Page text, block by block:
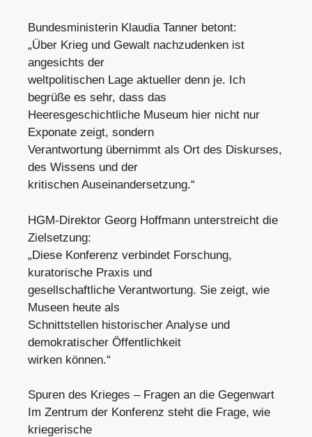
Bundesministerin Klaudia Tanner betont:
„Über Krieg und Gewalt nachzudenken ist
angesichts der
weltpolitischen Lage aktueller denn je. Ich
begrüße es sehr, dass das
Heeresgeschichtliche Museum hier nicht nur
Exponate zeigt, sondern
Verantwortung übernimmt als Ort des Diskurses,
des Wissens und der
kritischen Auseinandersetzung.“
HGM-Direktor Georg Hoffmann unterstreicht die
Zielsetzung:
„Diese Konferenz verbindet Forschung,
kuratorische Praxis und
gesellschaftliche Verantwortung. Sie zeigt, wie
Museen heute als
Schnittstellen historischer Analyse und
demokratischer Öffentlichkeit
wirken können.“
Spuren des Krieges – Fragen an die Gegenwart
Im Zentrum der Konferenz steht die Frage, wie
kriegerische